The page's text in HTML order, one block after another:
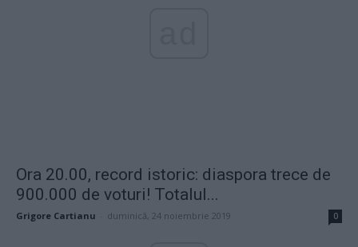
Ora 20.00, record istoric: diaspora trece de
900.000 de voturi! Totalul...
Grigore Cartianu duminică, 24 noiembrie 2019 0